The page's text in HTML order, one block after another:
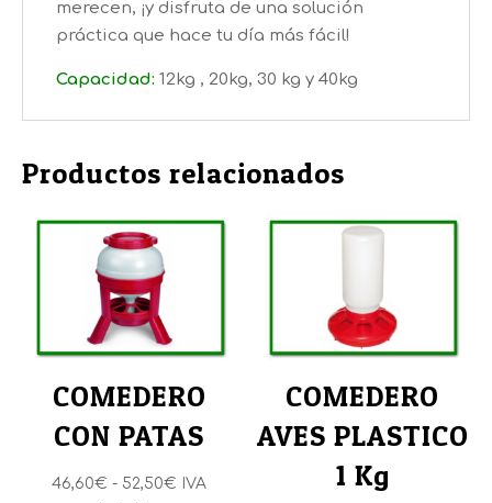
merecen, ¡y disfruta de una solución
práctica que hace tu día más fácil!
Capacidad: 12kg , 20kg, 30 kg y 40kg
Productos relacionados
COMEDERO
CON PATAS
46,60€ - 52,50€ Rango
IVA
COMEDERO
AVES PLASTICO
1 Kg